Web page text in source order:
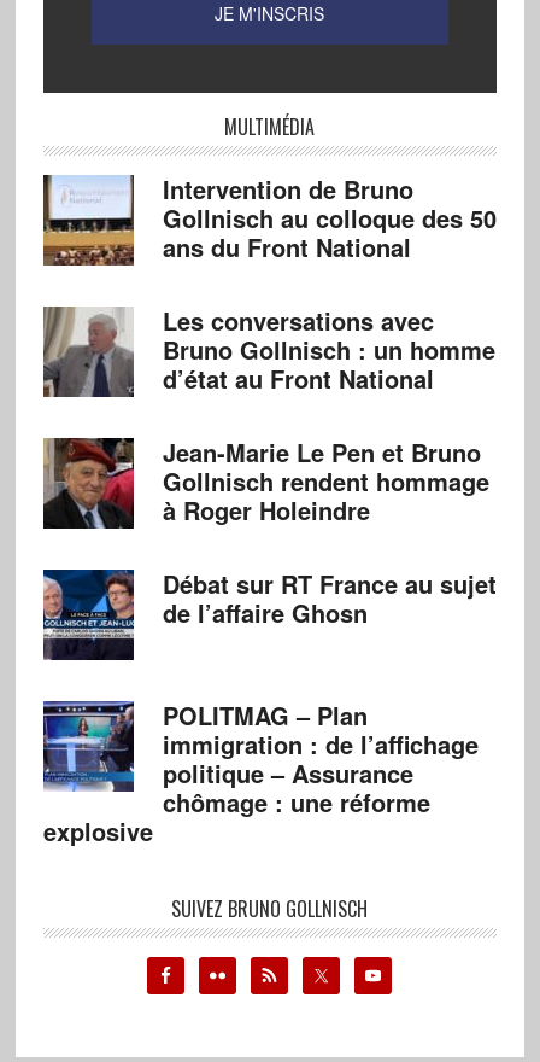
MULTIMÉDIA
Intervention de Bruno
Gollnisch au colloque des 50
ans du Front National
Les conversations avec
Bruno Gollnisch : un homme
d’état au Front National
Jean-Marie Le Pen et Bruno
Gollnisch rendent hommage
à Roger Holeindre
Débat sur RT France au sujet
de l’affaire Ghosn
POLITMAG – Plan
immigration : de l’affichage
politique – Assurance
chômage : une réforme
explosive
SUIVEZ BRUNO GOLLNISCH